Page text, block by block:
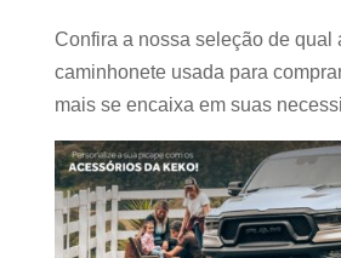
Confira a nossa seleção de qual
caminhonete usada para
mais se encaixa em suas